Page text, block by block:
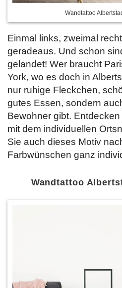
Wandtattoo
Einmal links, zweimal
geradeaus. Und schon
gelandet! Wer braucht
York, wo es doch in
nur ruhige Fleckchen,
gutes Essen, sondern
Bewohner gibt. Entdecken
mit dem individuellen
Sie auch dieses Motiv
Farbwünschen ganz
Wandtattoo